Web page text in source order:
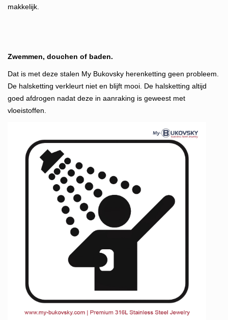
makkelijk.
Zwemmen, douchen of baden.
Dat is met deze stalen My Bukovsky herenketting geen probleem.
De halsketting verkleurt niet en blijft mooi. De halsketting altijd
goed afdrogen nadat deze in aanraking is geweest met
vloeistoffen.